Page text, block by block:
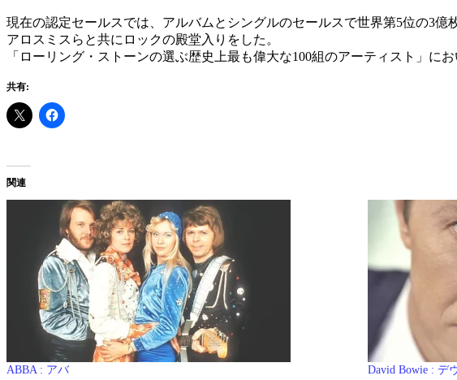
現在の認定セールスでは、アルバムとシングルのセールスで世界第5位の3
アロスミスらと共にロックの殿堂入りをした。
「ローリング・ストーンの選ぶ歴史上最も偉大な100組のアーティスト」にお
共有:
関連
ABBA : アバ
David Bowie : デ